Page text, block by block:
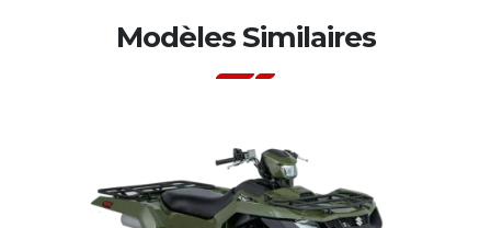
Modèles Similaires